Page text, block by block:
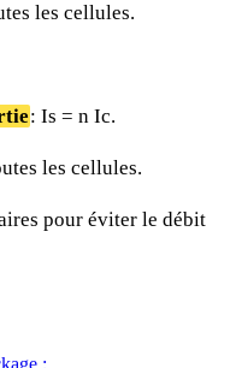
les cellules.
: Is = n Ic.
les cellules.
pour éviter le débit